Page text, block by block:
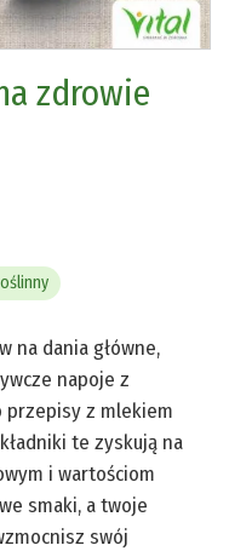
zdrowie
na dania główne,
napoje z
przepisy z mlekiem
te zyskują na
i wartościom
smaki, a twoje
swój